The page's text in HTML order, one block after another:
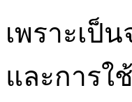
เพราะเป็
และการใ